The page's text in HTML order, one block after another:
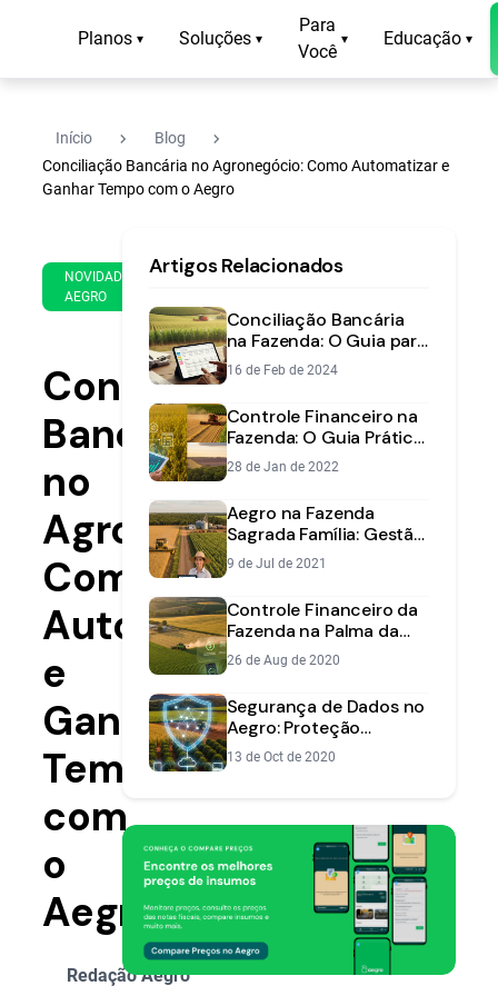
Planos ▾ Soluções ▾
Para
Você
▾ Educação ▾
Início navigate_next Blog navigate_next
Conciliação Bancária no Agronegócio: Como Automatizar e
Ganhar Tempo com o Aegro
NOVIDADES
AEGRO
de
de
2024
min
leitura
Conciliação
Bancária
no
Agronegócio:
Como
Automatizar
e
Ganhar
Tempo
com
o
Aegro
Redação Aegro
Artigos Relacionados
Conciliação Bancária
na Fazenda: O Guia para
um Controle Financeiro
Preciso
16 de Feb de 2024
Controle Financeiro na
Fazenda: O Guia Prático
para Aumentar a
Rentabilidade
28 de Jan de 2022
Aegro na Fazenda
Sagrada Família: Gestão
Mobile e Aumento de
Lucro em MS
9 de Jul de 2021
Controle Financeiro da
Fazenda na Palma da
Mão: Novidades do App
Aegro
26 de Aug de 2020
Segurança de Dados no
Aegro: Proteção
Superior na Nuvem
13 de Oct de 2020